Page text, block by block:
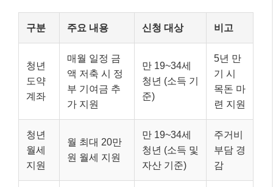
구분 주요 내용 신청 대상 비고
청년
도약
계좌
매월 일정 금
액 저축 시 정
부 기여금 추
가 지원
만 19~34세
청년 (소득 기
준)
5년 만
기 시
목돈 마
련 지원
청년
월세
지원
월 최대 20만
원 월세 지원
만 19~34세
청년 (소득 및
자산 기준)
주거비
부담 경
감